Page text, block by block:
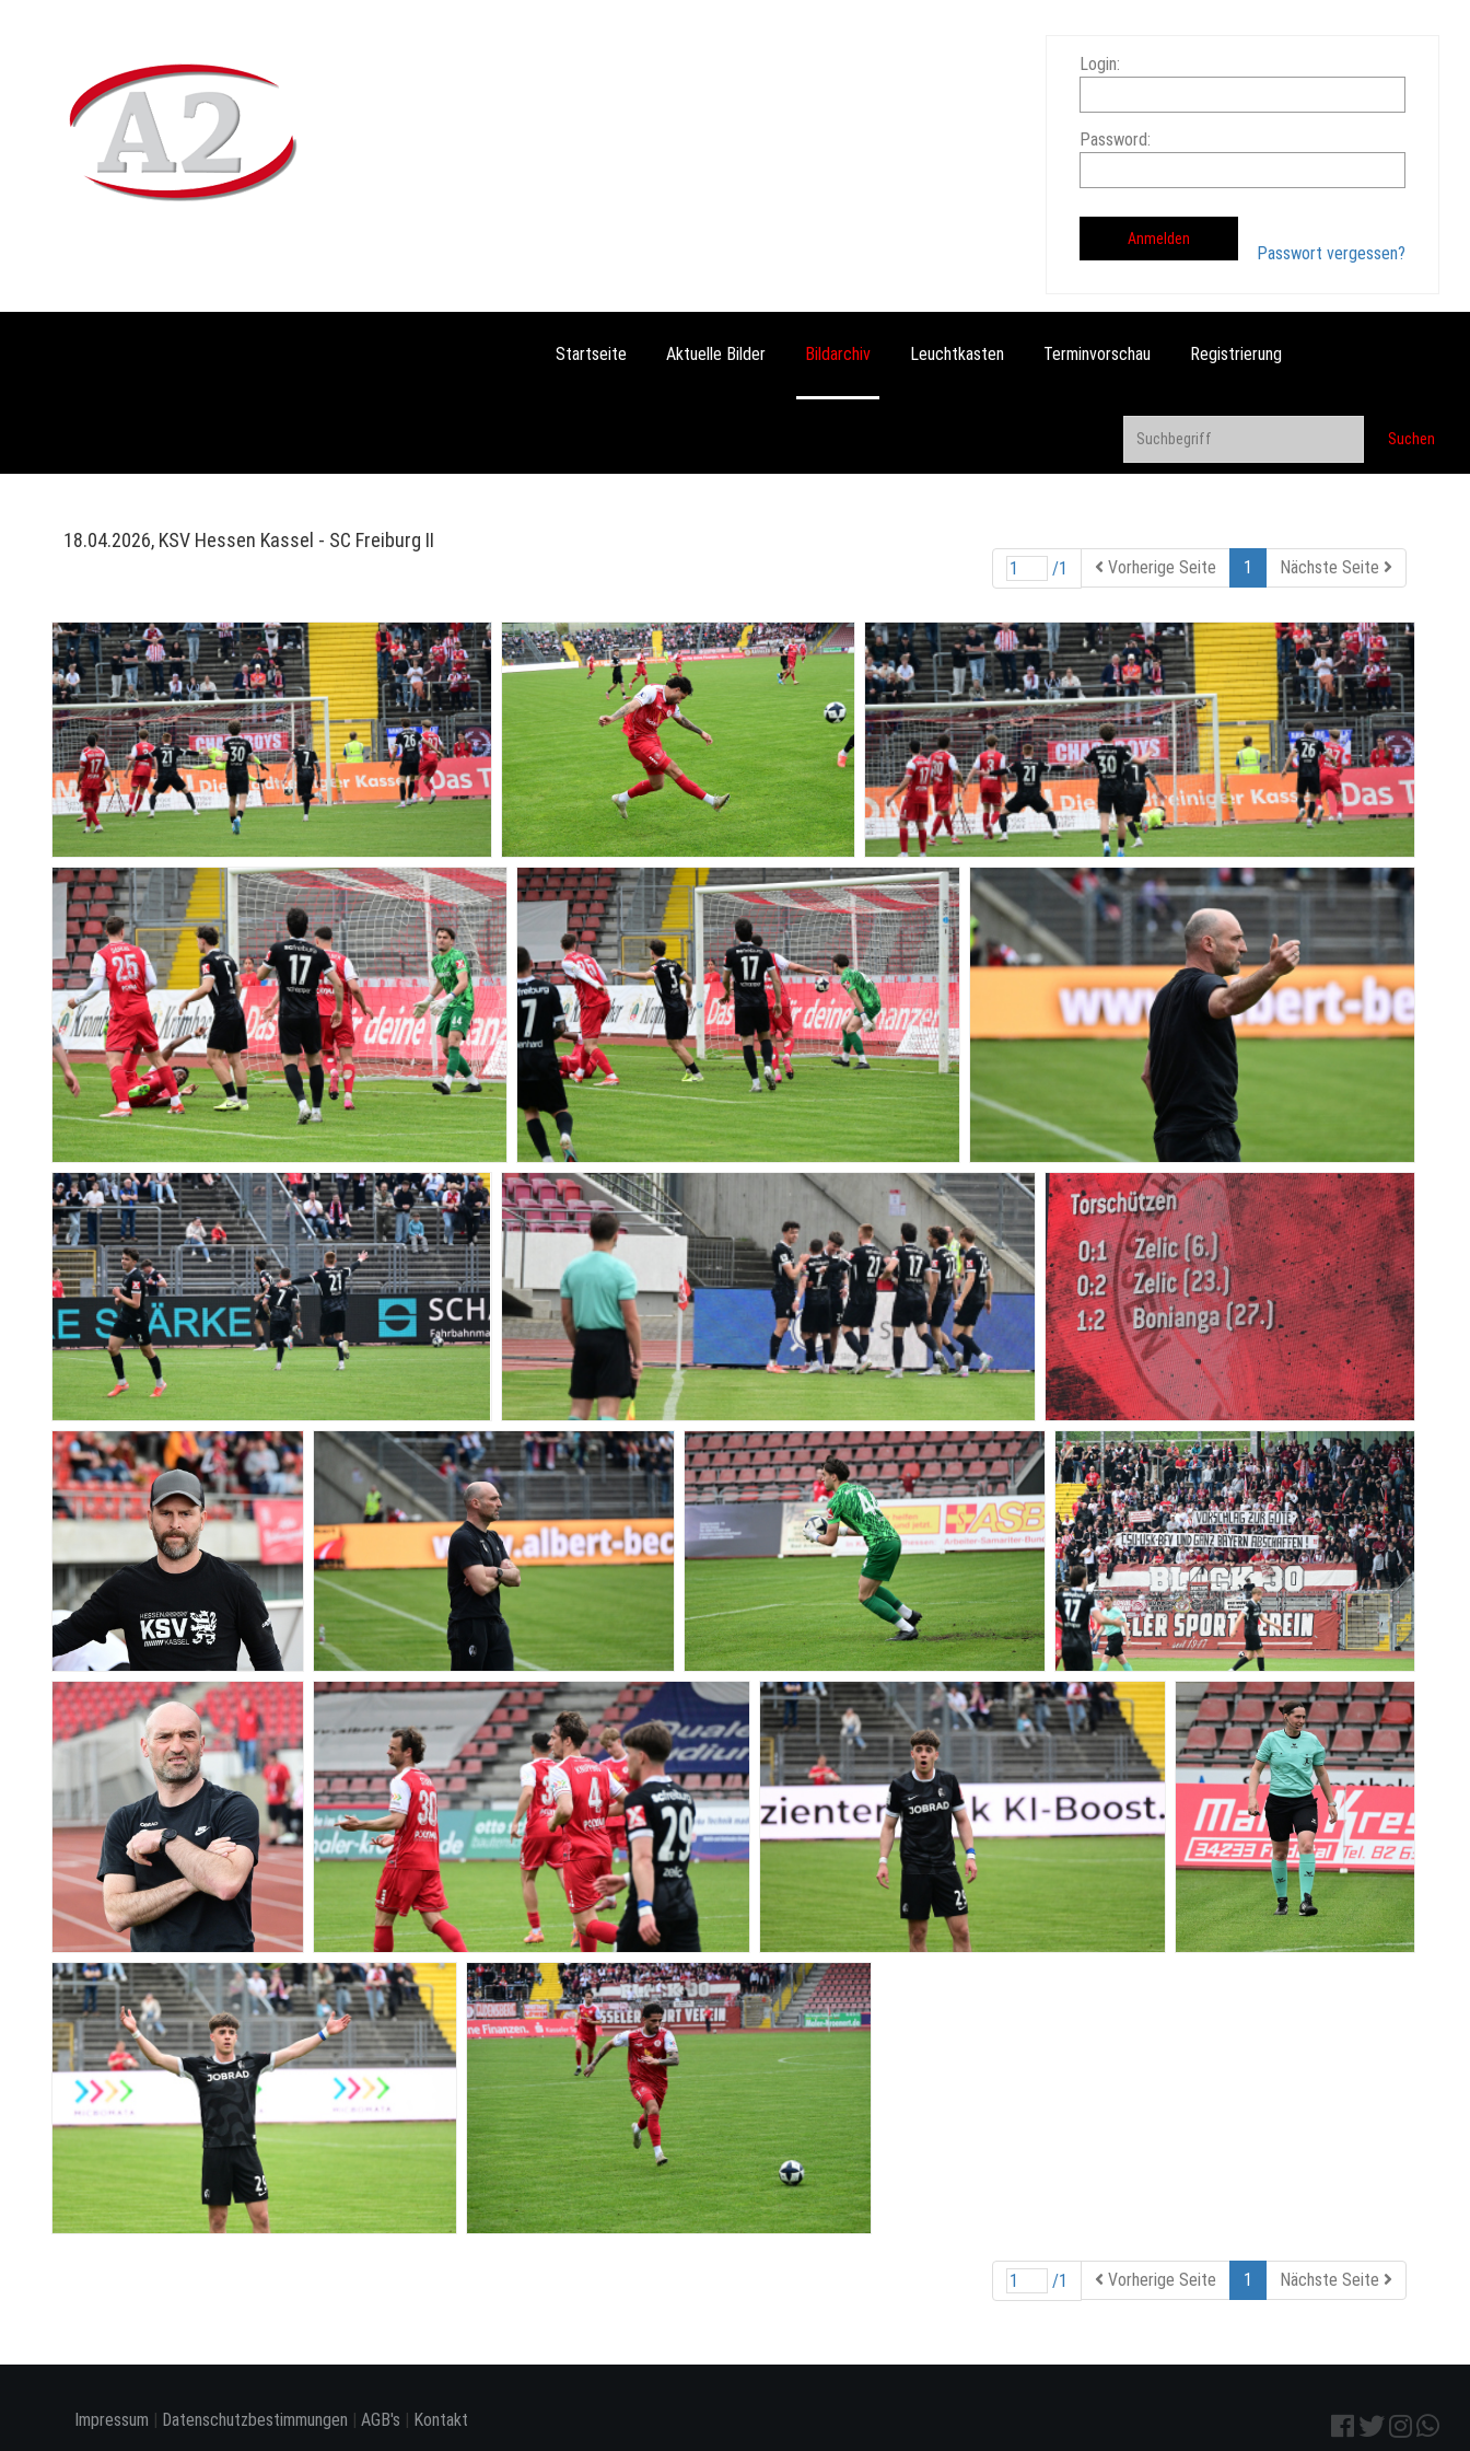
Login:
Password:
Passwort vergessen?
Startseite Aktuelle Bilder Bildarchiv Leuchtkasten Terminvorschau Registrierung
Suchen
18.04.2026, KSV Hessen Kassel - SC Freiburg II
/1 Vorherige Seite 1 Nächste Seite
/1 Vorherige Seite 1 Nächste Seite
Impressum | Datenschutzbestimmungen |AGB's | Kontakt